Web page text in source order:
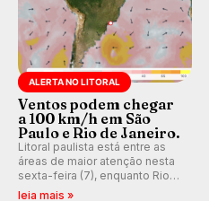
ALERTA NO LITORAL
Ventos podem chegar
a 100 km/h em São
Paulo e Rio de Janeiro.
Litoral paulista está entre as
áreas de maior atenção nesta
sexta-feira (7), enquanto Rio
de Janeiro também recebe
leia mais »